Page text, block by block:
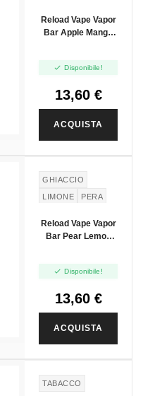
Reload Vape Vapor
Bar Apple Mango
 Disponibile!
13,60 €
ACQUISTA
GHIACCIO
LIMONE
PERA
Reload Vape Vapor
Bar Pear Lemon
 Disponibile!
13,60 €
ACQUISTA
TABACCO